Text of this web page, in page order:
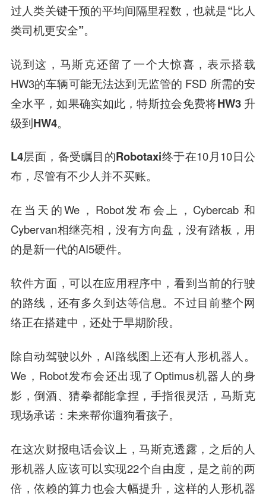
过人类关键干预的平均间隔里程数，也就是“比人
类司机更安全”。
说到这，马斯克还留了一个大惊喜，表示搭载
HW3的车辆可能无法达到无监管的 FSD 所需的安
全水平，如果确实如此，特斯拉会免费将HW3 升
级到HW4。
L4层面 ，备受瞩目的Robotaxi终于在10月10日公
布，尽管有不少人并不买账。
在当天的We，Robot发布会上，Cybercab 和
Cybervan相继亮相，没有方向盘，没有踏板，用
的是新一代的AI5硬件。
软件方面，可以在应用程序中，看到当前的行驶
的路线，还有多久到达等信息。不过目前整个网
络正在搭建中，还处于早期阶段。
除自动驾驶以外，AI路线图上还有人形机器人 。
We，Robot发布会还出现了Optimus机器人的身
影，倒酒、猜拳都能拿捏，手指很灵活，马斯克
现场承诺：未来帮你遛狗看孩子。
在这次财报电话会议上，马斯克透露，之后的人
形机器人应该可以实现22个自由度，是之前的两
倍，依赖的算力也会大幅提升，这样的人形机器